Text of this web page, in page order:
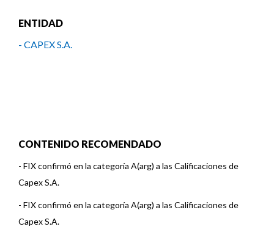
ENTIDAD
- CAPEX S.A.
CONTENIDO RECOMENDADO
- FIX confirmó en la categoría A(arg) a las Calificaciones de
Capex S.A.
- FIX confirmó en la categoría A(arg) a las Calificaciones de
Capex S.A.